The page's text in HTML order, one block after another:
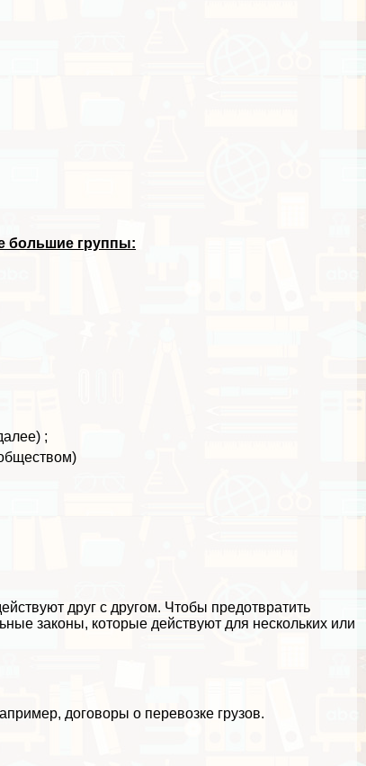
большие группы:
;
друг с другом. Чтобы предотвратить
законы, которые действуют для нескольких или
договоры о перевозке грузов.